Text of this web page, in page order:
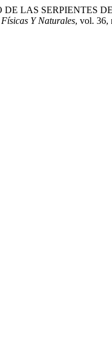
DE LAS SERPIENTES
Y Naturales, vol. 36,